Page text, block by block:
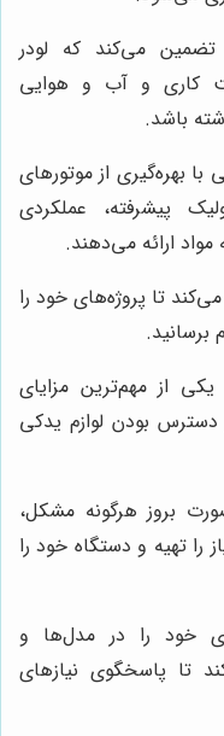
تضمین می‌کند که لودر
کاری و آب و هوایی
باشد.
با بهره‌گیری از موتورهای
پیشرفته، عملکردی
ارائه می‌دهند.
تا پروژه‌های خود را
یکی از مهم‌ترین مزایای
دسترس بودن لوازم یدکی
بروز هرگونه مشکل،
را تهیه و دستگاه خود را
خود را در مدل‌ها و
تا پاسخگوی نیازهای